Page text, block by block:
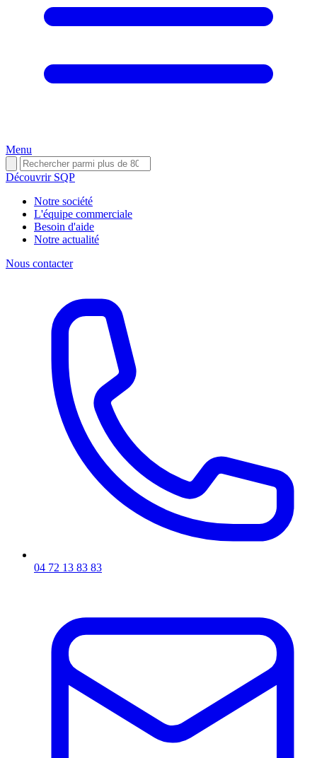
Menu
Découvrir SQP
Notre société
L'équipe commerciale
Besoin d'aide
Notre actualité
Nous contacter
04 72 13 83 83